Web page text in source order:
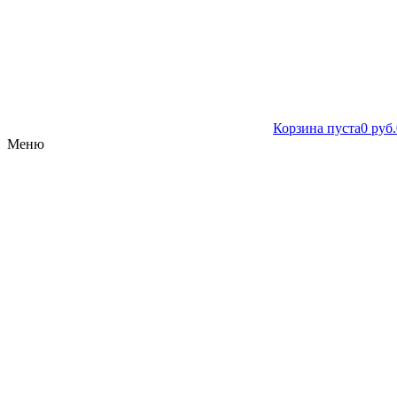
Корзина пуста0 руб.
Меню